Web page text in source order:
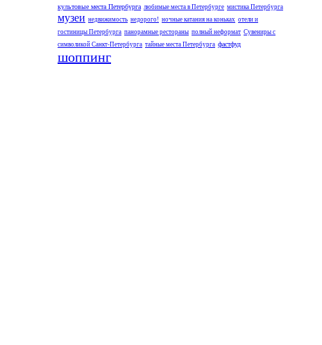
культовые места Петербурга любимые места в Петербурге мистика Петербурга
музеи недвижимость недорого! ночные катания на коньках отели и
гостиницы Петербурга панорамные рестораны полный неформат Сувениры с
символикой Санкт-Петербурга тайные места Петербурга фастфуд
шоппинг